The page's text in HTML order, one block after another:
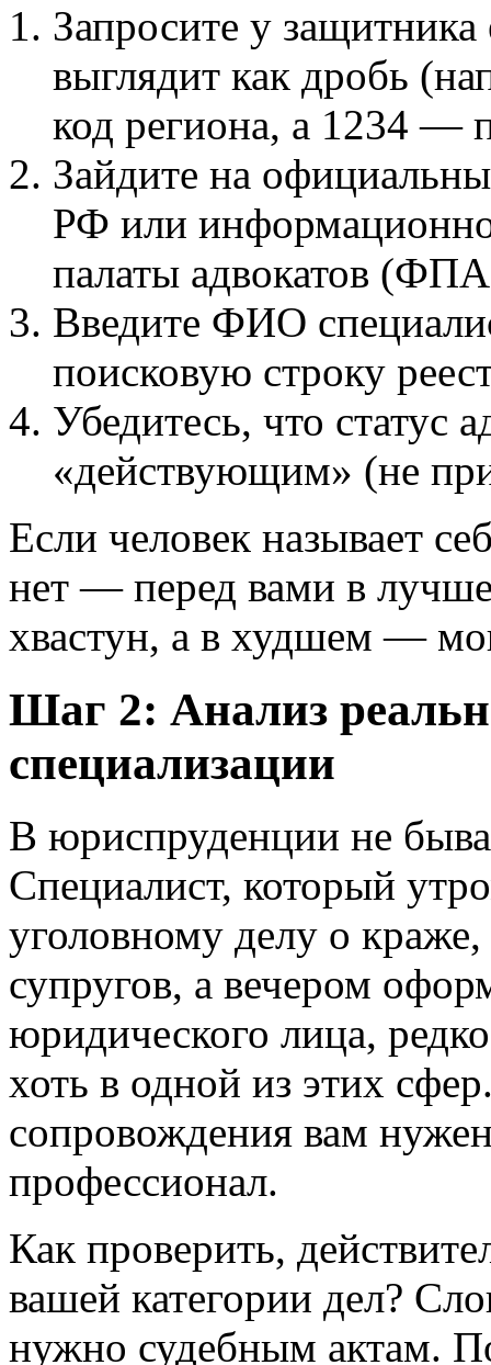
Запросите у
выглядит как дробь
код региона, а 1234 —
Зайдите на
РФ или
палаты адвокатов
Введите ФИО
поисковую строку
Убедитесь, что статус
«действующим» (не
Если человек называет
нет — перед вами в
хвастун, а в худшем —
Шаг 2: Анализ
специализации
В юриспруденции не
Специалист, который
уголовному делу о
супругов, а вечером
юридического лица,
хоть в одной из этих
сопровождения вам
профессионал.
Как проверить,
вашей категории дел?
нужно судебным актам.